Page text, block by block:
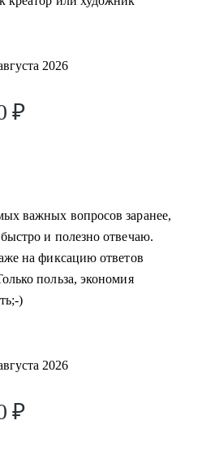
2026
₽
важных вопросов заранее,
и полезно отвечаю.
на фиксацию ответов
польза, экономия
)
2026
₽